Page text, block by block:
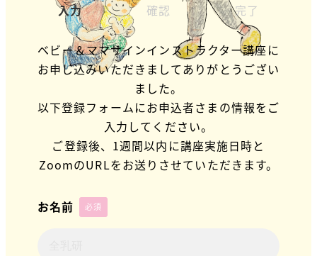
入力
確認
完了
ベビー＆ママサインインストラクター講座に
お申し込みいただきましてありがとうござい
ました。
以下登録フォームにお申込者さまの情報をご
入力してください。
ご登録後、1週間以内に講座実施日時と
ZoomのURLをお送りさせていただきます。
お名前 必須